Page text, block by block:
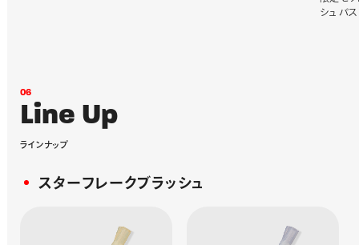
シュ パ
06
Line Up
ラインナップ
スターフレークブラッシュ